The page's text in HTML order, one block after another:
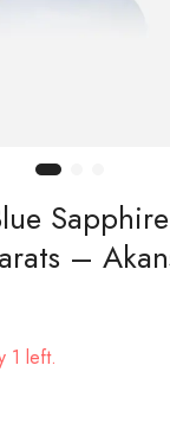
–
1 left.